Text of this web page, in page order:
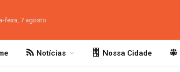
feira, 7 agosto
Notícias Nossa Cidade